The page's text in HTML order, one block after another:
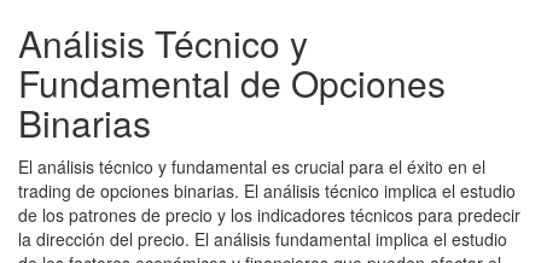
Análisis Técnico y
Fundamental de Opciones
Binarias
El análisis técnico y fundamental es crucial para el éxito en el
trading de opciones binarias. El análisis técnico implica el estudio
de los patrones de precio y los indicadores técnicos para predecir
la dirección del precio. El análisis fundamental implica el estudio